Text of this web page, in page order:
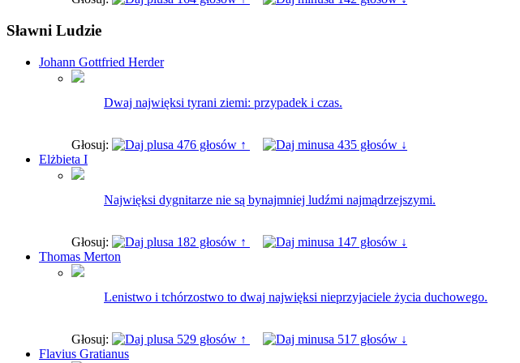
Sławni Ludzie
Johann Gottfried Herder
Dwaj najwięksi tyrani ziemi: przypadek i czas.
Głosuj: 476 głosów ↑
435 głosów ↓
Elżbieta I
Najwięksi dygnitarze nie są bynajmniej ludźmi najmądrzejszymi.
Głosuj: 182 głosów ↑
147 głosów ↓
Thomas Merton
Lenistwo i tchórzostwo to dwaj najwięksi nieprzyjaciele życia duchowego.
Głosuj: 529 głosów ↑
517 głosów ↓
Flavius Gratianus